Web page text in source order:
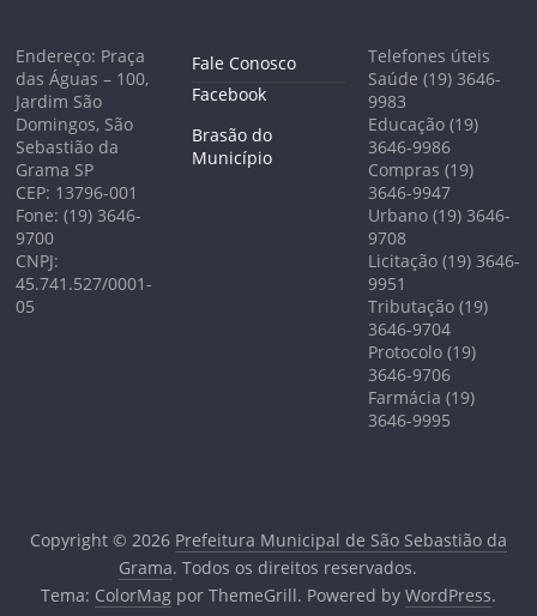
Endereço: Praça
das Águas – 100,
Jardim São
Domingos, São
Sebastião da
Grama SP
CEP: 13796-001
Fone: (19) 3646-
9700
CNPJ:
45.741.527/0001-
05
Fale Conosco
Facebook
Brasão do
Município
Telefones úteis
Saúde (19) 3646-
9983
Educação (19)
3646-9986
Compras (19)
3646-9947
Urbano (19) 3646-
9708
Licitação (19) 3646-
9951
Tributação (19)
3646-9704
Protocolo (19)
3646-9706
Farmácia (19)
3646-9995
Copyright © 2026 Prefeitura Municipal de São Sebastião da
Grama. Todos os direitos reservados.
Tema: ColorMagpor ThemeGrill. Powered by WordPress.